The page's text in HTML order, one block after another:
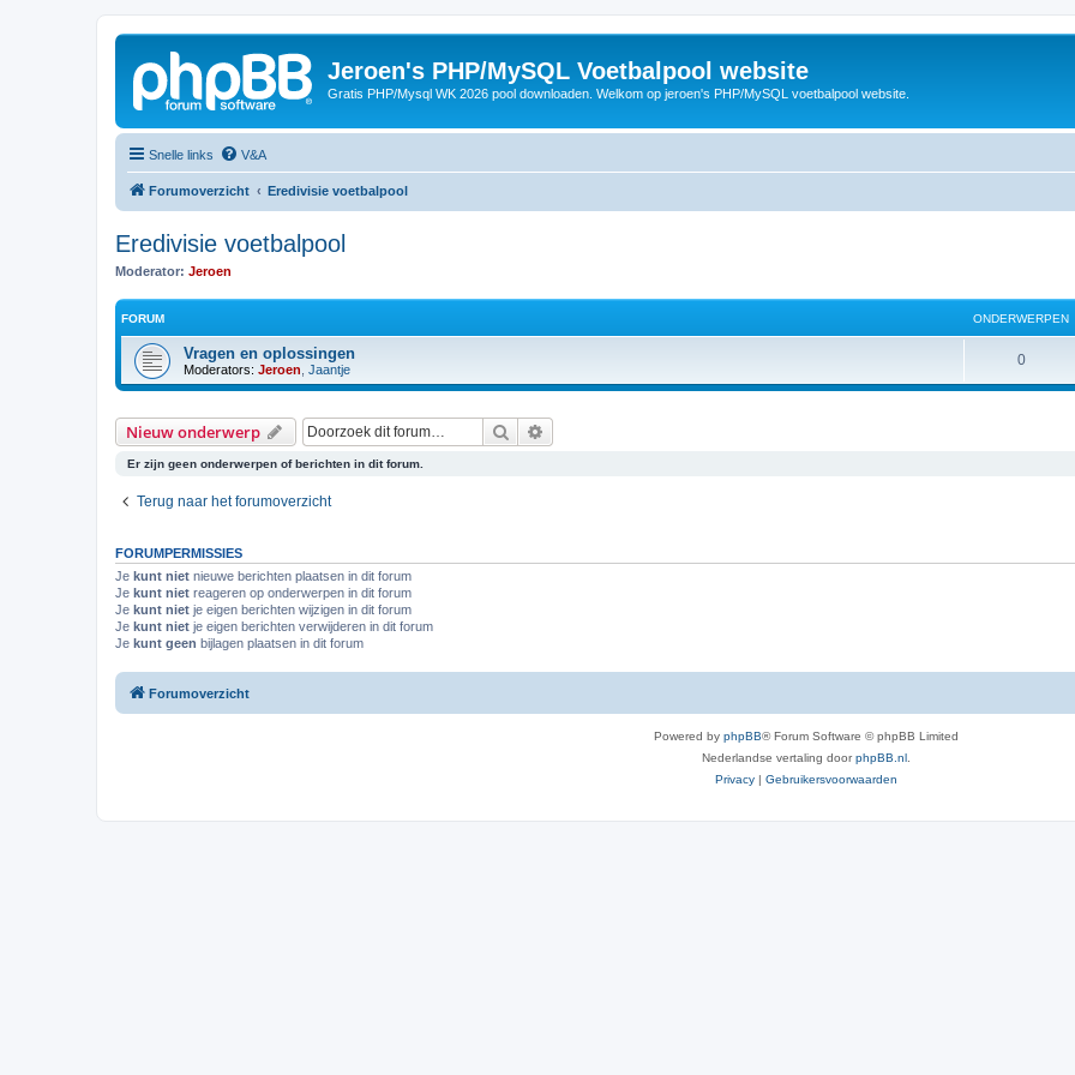
Jeroen's PHP/MySQL Voetbalpool website
Gratis PHP/Mysql WK 2026 pool downloaden. Welkom op jeroen's PHP/MySQL voetbalpool website.
Snelle links V&A
Forumoverzicht Eredivisie voetbalpool
Eredivisie voetbalpool
Moderator: Jeroen
FORUM ONDERWERPEN
Vragen en oplossingen
Moderators: Jeroen Jaantje
0O
n
n
Nieuw onderwerp Zoek
Er zijn geen onderwerpen of berichten in dit forum.
Terug naar het forumoverzicht
FORUMPERMISSIES
Je kunt niet nieuwe berichten plaatsen in dit forum
Je kunt niet reageren op onderwerpen in dit forum
Je kunt niet je eigen berichten wijzigen in dit forum
Je kunt niet je eigen berichten verwijderen in dit forum
Je kunt geen bijlagen plaatsen in dit forum
Forumoverzicht
Powered by phpBB® Forum Software © phpBB Limited
Nederlandse vertaling doorphpBB.nl
Privacy | Gebruikersvoorwaarden